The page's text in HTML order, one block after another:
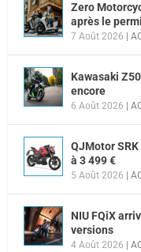
Zero
après le
7 Août 2026
Kawasaki
encore
6 Août 2026
QJMotor
à 3 499 €
5 Août 2026
NIU FQiX
versions
4 Août 2026